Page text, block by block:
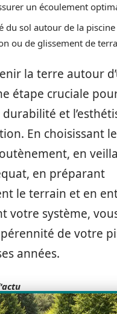
un écoulement
du sol autour de la
ou de glissement de
la terre autour
étape cruciale
et
En choisissant
en
en préparant
le terrain et en
votre système,
de votre
années.